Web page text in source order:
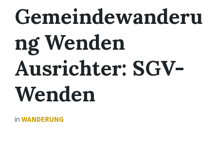
Gemeindewanderu
ng Wenden
Ausrichter: SGV-
Wenden
in WANDERUNG